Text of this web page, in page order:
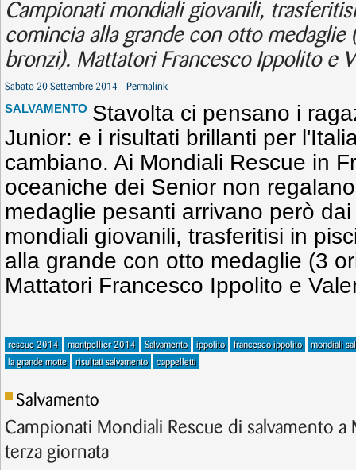
Campionati mondiali giovanili,
comincia alla grande con otto medaglie
bronzi). Mattatori Francesco Ippolito e
Sabato 20 Settembre 2014 Permalink
SALVAMENTO Stavolta ci pensano i
Junior: e i risultati brillanti per
cambiano. Ai Mondiali Rescue in
oceaniche dei Senior non
medaglie pesanti arrivano però
mondiali giovanili, trasferitisi in
alla grande con otto medaglie (3
Mattatori Francesco Ippolito e
rescue 2014 montpellier 2014 Salvamento ippolito francesco ippolito
mondiali
la grande motte
risultati salvamento cappelletti
Salvamento
Campionati Mondiali Rescue di salvamento a
terza giornata